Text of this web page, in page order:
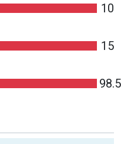
10
15
98.5